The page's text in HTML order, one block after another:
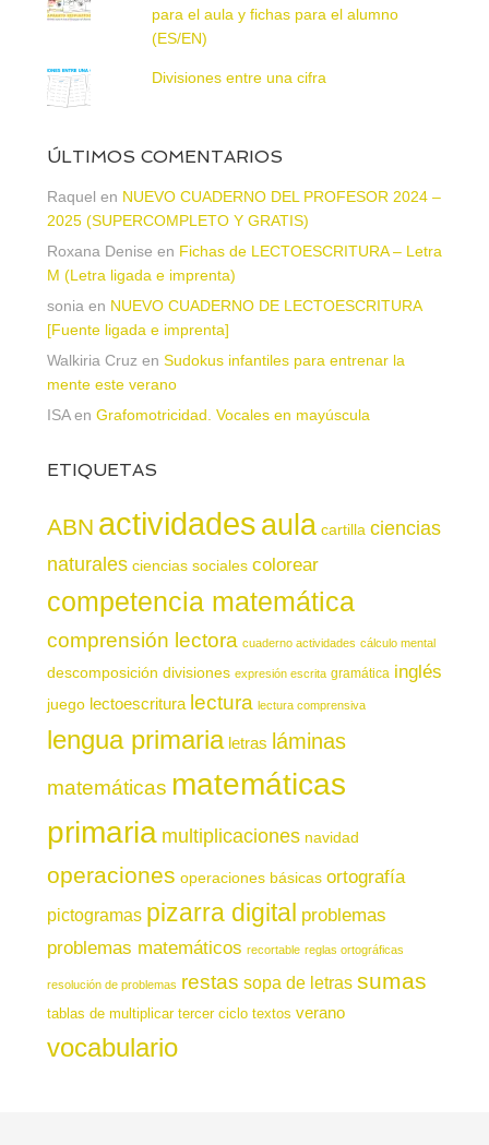
para el aula y fichas para el alumno
(ES/EN)
Divisiones entre una cifra
ÚLTIMOS COMENTARIOS
Raquel en NUEVO CUADERNO DEL PROFESOR 2024 –
2025 (SUPERCOMPLETO Y GRATIS)
Roxana Denise en Fichas de LECTOESCRITURA – Letra
M (Letra ligada e imprenta)
sonia en NUEVO CUADERNO DE LECTOESCRITURA
[Fuente ligada e imprenta]
Walkiria Cruz en Sudokus infantiles para entrenar la
mente este verano
ISAen Grafomotricidad. Vocales en mayúscula
ETIQUETAS
ABN actividadesaula cartilla ciencias
naturales ciencias sociales colorear
competencia matemática
comprensión lectora cuaderno actividades cálculo mental
descomposición divisiones expresión escrita gramática inglés
juego lectoescritura lectura lectura comprensiva
lengua primaria letras láminas
matemáticas matemáticas
primaria multiplicaciones navidad
operaciones operaciones básicas ortografía
pictogramas pizarra digital problemas
problemas matemáticos recortable reglas ortográficas
resolución de problemas restas sopa de letras sumas
tablas de multiplicar tercer ciclo textos verano
vocabulario